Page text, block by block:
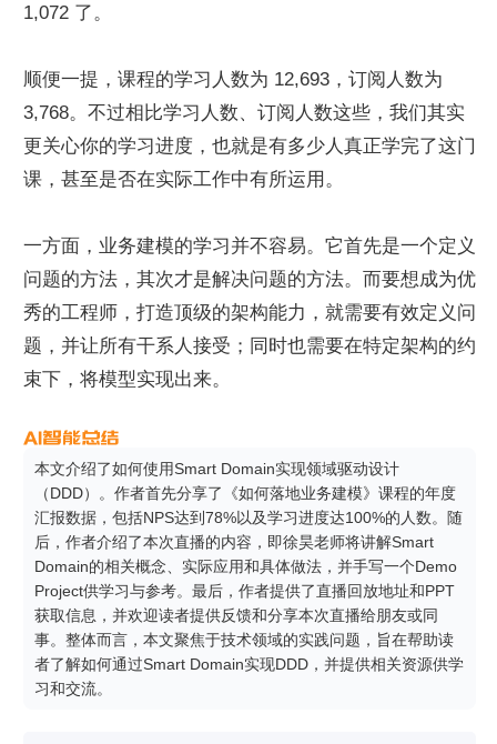
1,072 了。
顺便一提，课程的学习人数为 12,693，订阅人数为
3,768。不过相比学习人数、订阅人数这些，我们其实
更关心你的学习进度，也就是有多少人真正学完了这门
课，甚至是否在实际工作中有所运用。
一方面，业务建模的学习并不容易。它首先是一个定义
问题的方法，其次才是解决问题的方法。而要想成为优
秀的工程师，打造顶级的架构能力，就需要有效定义问
题，并让所有干系人接受；同时也需要在特定架构的约
束下，将模型实现出来。
本文介绍了如何使用Smart Domain实现领域驱动设计
（DDD）。作者首先分享了《如何落地业务建模》课程的年度
汇报数据，包括NPS达到78%以及学习进度达100%的人数。随
后，作者介绍了本次直播的内容，即徐昊老师将讲解Smart
Domain的相关概念、实际应用和具体做法，并手写一个Demo
Project供学习与参考。最后，作者提供了直播回放地址和PPT
获取信息，并欢迎读者提供反馈和分享本次直播给朋友或同
事。整体而言，本文聚焦于技术领域的实践问题，旨在帮助读
者了解如何通过Smart Domain实现DDD，并提供相关资源供学
习和交流。